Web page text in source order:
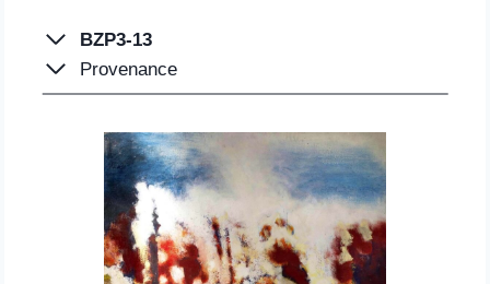
BZP3-13
Provenance